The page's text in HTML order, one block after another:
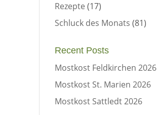
Rezepte (17)
Schluck des Monats (81)
Recent Posts
Mostkost Feldkirchen 2026
Mostkost St. Marien 2026
Mostkost Sattledt 2026